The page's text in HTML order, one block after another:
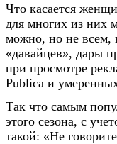
Что касается
для многих из них
можно, но не всем,
«давайцев», дары
при просмотре
Publica и
Так что самым
этого сезона, с
такой: «Не